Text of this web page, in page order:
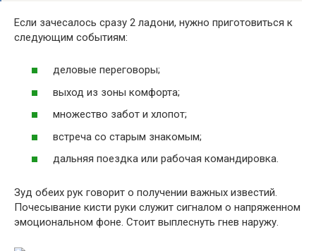
Если зачесалось сразу 2 ладони, нужно приготовиться к
следующим событиям:
деловые переговоры;
выход из зоны комфорта;
множество забот и хлопот;
встреча со старым знакомым;
дальняя поездка или рабочая командировка.
Зуд обеих рук говорит о получении важных известий.
Почесывание кисти руки служит сигналом о напряженном
эмоциональном фоне. Стоит выплеснуть гнев наружу.